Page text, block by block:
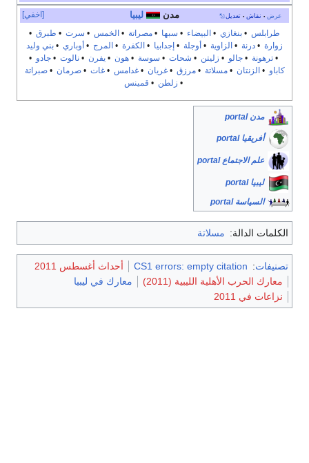
عرض • نقاش • تعديل مدن ليبيا
[اخفي]
طرابلس • بنغازي • البيضاء • سبها • مصراتة • الخمس • سرت • طبرق •
زوارة • درنة • الزاوية • أوجلة • إجدابيا • الكفرة • المرج • أوباري • بني وليد
• ترهونة • جالو • زليتن • شحات • سوسة • هون • يفرن • نالوت • جادو •
كاباو • الزنتان •مسلاتة •مرزق •غريان •غدامس •غات •صرمان •صبراتة
• زلطن • قمينس
مدن portal
أفريقيا portal
علم الاجتماع portal
ليبيا portal
السياسة portal
الكلمات الدالة: مسلاتة
تصنيفات:
CS1 errors: empty citation
أحداث أغسطس 2011
معارك الحرب الأهلية الليبية (2011)
معارك في ليبيا
نزاعات في 2011